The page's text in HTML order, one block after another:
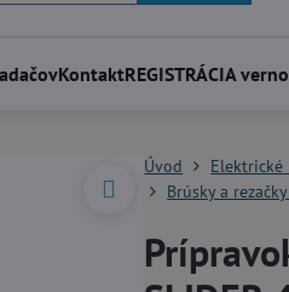
KontaktREGISTRÁCIA
Úvod
Elektrické
Brúsky a